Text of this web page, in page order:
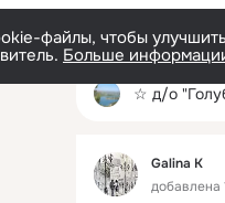
файлы, чтобы
Больше
☆ д/о
Galina K
добавлена